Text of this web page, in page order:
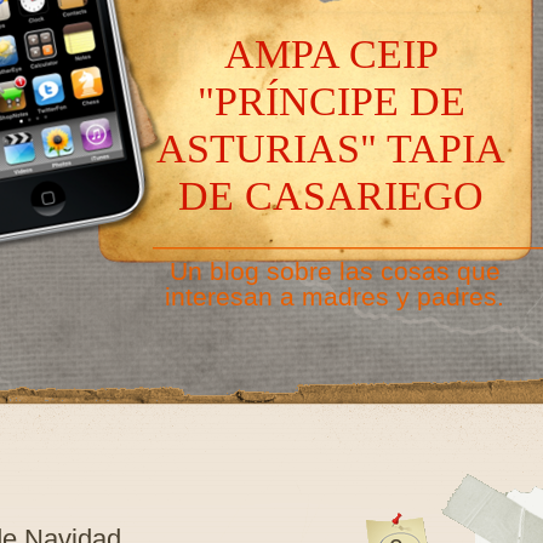
AMPA CEIP
"PRÍNCIPE DE
ASTURIAS" TAPIA
DE CASARIEGO
Un blog sobre las cosas que
interesan a madres y padres.